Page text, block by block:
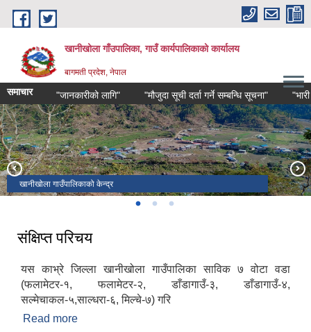
Skip to main content
खानीखोला गाँउपालिका, गाउँ कार्यपालिकाको कार्यालय
बागमती प्रदेश, नेपाल
समाचार "जानकारीको लागि" "मौजुदा सूची दर्ता गर्ने सम्बन्धि सूचना" "भारी
खानीखोला गाउँपालिकाको केन्द्र
खानीखोला गाउँपालिकाको पुरा दृश्य
खानीखोला गाउँपालिका वडा नं. २ स्थित भिमसेनथान मन्दिर
संक्षिप्त परिचय
यस काभ्रे जिल्ला खानीखोला गाउँपालिका साविक ७ वोटा वडा
(फलामेटर-१, फलामेटर-२, डाँडागाउँ-३, डाँडागाउँ-४,
सल्मेचाकल-५,साल्धरा-६, मिल्चे-७) गरि
Read more